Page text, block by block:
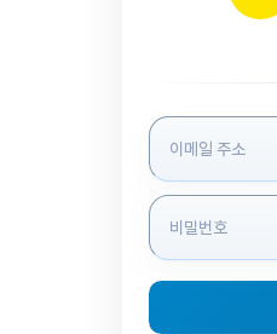
로그인 정보 입력